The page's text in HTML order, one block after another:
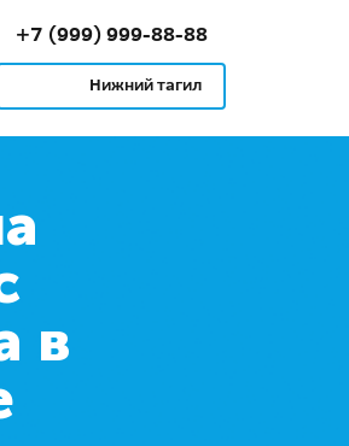
+7 (999) 999-88-88
Нижний тагил
в